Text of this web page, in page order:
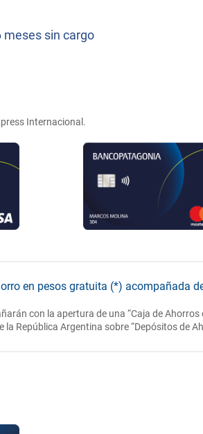
meses sin cargo
Internacional.
en pesos gratuita (*) acompañada
con la apertura de una “Caja de
la República Argentina sobre “Depósitos de